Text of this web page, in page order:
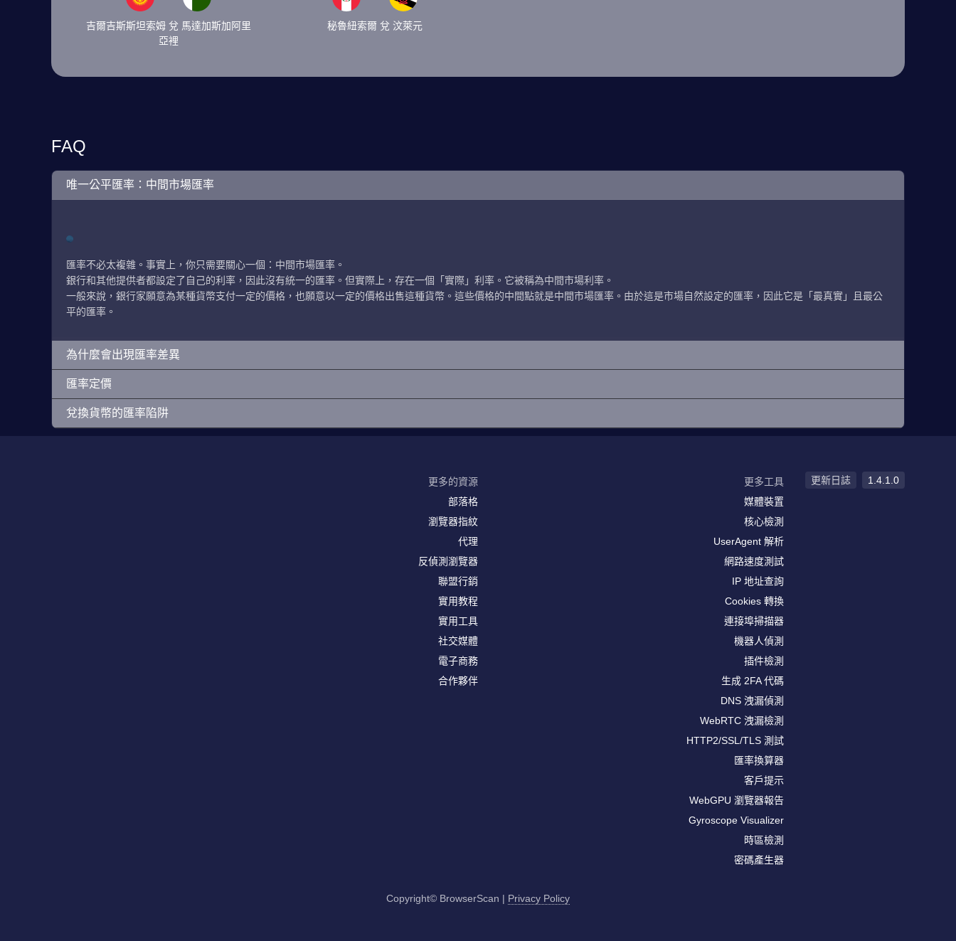
吉爾吉斯斯坦索姆 兌 馬達加斯加阿里
亞裡
秘魯紐索爾 兌 汶萊元
FAQ
唯一公平匯率：中間市場匯率
匯率不必太複雜。事實上，你只需要關心一個：中間市場匯率。
銀行和其他提供者都設定了自己的利率，因此沒有統一的匯率。但實際上，存在一個「實際」利率。它被稱為中間市場利率。
一般來說，銀行家願意為某種貨幣支付一定的價格，也願意以一定的價格出售這種貨幣。這些價格的中間點就是中間市場匯率。由於這是市場自然設定的匯率，因此它是「最真實」且最公
平的匯率。
為什麼會出現匯率差異
匯率定價
兌換貨幣的匯率陷阱
更多的資源
部落格
瀏覽器指紋
代理
反偵測瀏覽器
聯盟行銷
實用教程
實用工具
社交媒體
電子商務
合作夥伴
更多工具
媒體裝置
核心檢測
UserAgent 解析
網路速度測試
IP 地址查詢
Cookies 轉換
連接埠掃描器
機器人偵測
插件檢測
生成 2FA 代碼
DNS 洩漏偵測
WebRTC 洩漏檢測
HTTP2/SSL/TLS 測試
匯率換算器
客戶提示
WebGPU 瀏覽器報告
Gyroscope Visualizer
時區檢測
密碼產生器
更新日誌 1.4.1.0
Copyright© BrowserScan | Privacy Policy